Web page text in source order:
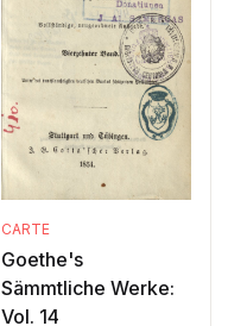
CARTE
Goethe's
Sämmtliche Werke:
Vol. 14